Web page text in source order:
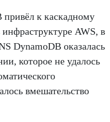
к каскадному
AWS, в
DynamoDB оказалась
которое не удалось
вмешательство